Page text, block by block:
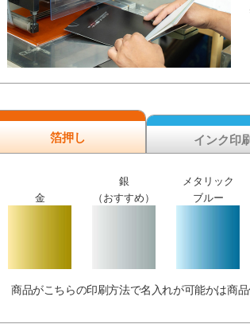
箔押し インク印
金
銀
（おすすめ）
メタリック
ブルー
商品がこちらの印刷方法で名入れが可能かは商品